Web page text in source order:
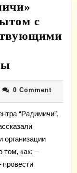
с
поделились
своим
опытом
с
будущими
и
0 Comment
“Радимичи”,
организации
том, как: –
провести